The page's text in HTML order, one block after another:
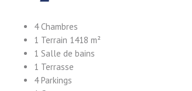
4 Chambres
1 Terrain 1418 m²
1 Salle de bains
1 Terrasse
4 Parkings